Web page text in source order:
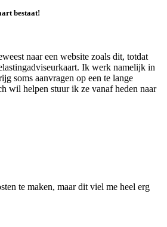
bestaat!
naar een website zoals dit, totdat
Ik werk namelijk in
soms aanvragen op een te lange
wil helpen stuur ik ze vanaf heden naar
te maken, maar dit viel me heel erg